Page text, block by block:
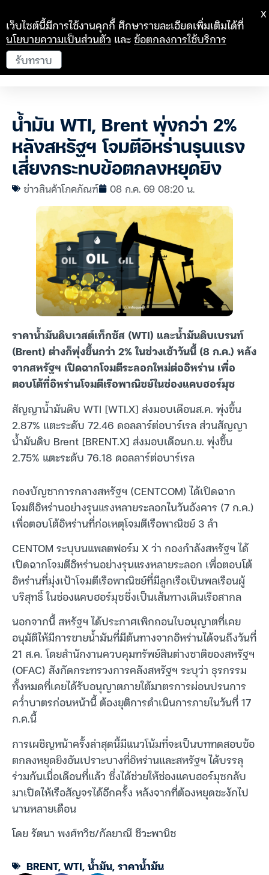
น้ำมัน WTI, Brent พุ่งกว่า 2%
หลังสหรัฐฯ โจมตีอิหร่านรุนแรง
เสี่ยงกระทบข้อตกลงหยุดยิง
ข่าวสินค้าโภคภัณฑ์ 08 ก.ค. 69 08:20 น.
ราคาน้ำมันดิบเวสต์เท็กซัส (WTI) และน้ำมันดิบเบรนท์
(Brent) ต่างก็พุ่งขึ้นกว่า 2% ในช่วงเช้าวันนี้ (8 ก.ค.) หลัง
จากสหรัฐฯ เปิดฉากโจมตีระลอกใหม่ต่ออิหร่าน เพื่อ
ตอบโต้ที่อิหร่านโจมตีเรือพาณิชย์ในช่องแคบฮอร์มุซ
สัญญาน้ำมันดิบ WTI [WTI.X] ส่งมอบเดือนส.ค. พุ่งขึ้น
2.87% แตะระดับ 72.46 ดอลลาร์ต่อบาร์เรล ส่วนสัญญา
น้ำมันดิบ Brent [BRENT.X] ส่งมอบเดือนก.ย. พุ่งขึ้น
2.75% แตะระดับ 76.18 ดอลลาร์ต่อบาร์เรล
กองบัญชาการกลางสหรัฐฯ (CENTCOM) ได้เปิดฉาก
โจมตีอิหร่านอย่างรุนแรงหลายระลอกในวันอังคาร (7 ก.ค.)
เพื่อตอบโต้อิหร่านที่ก่อเหตุโจมตีเรือพาณิชย์ 3 ลำ
CENTOM ระบุบนแพลตฟอร์ม X ว่า กองกำลังสหรัฐฯ ได้
เปิดฉากโจมตีอิหร่านอย่างรุนแรงหลายระลอก เพื่อตอบโต้
อิหร่านที่มุ่งเป้าโจมตีเรือพาณิชย์ที่มีลูกเรือเป็นพลเรือนผู้
บริสุทธิ์ ในช่องแคบฮอร์มุซซึ่งเป็นเส้นทางเดินเรือสากล
นอกจากนี้ สหรัฐฯ ได้ประกาศเพิกถอนใบอนุญาตที่เคย
อนุมัติให้มีการขายน้ำมันที่มีต้นทางจากอิหร่านได้จนถึงวันที่
21 ส.ค. โดยสำนักงานควบคุมทรัพย์สินต่างชาติของสหรัฐฯ
(OFAC) สังกัดกระทรวงการคลังสหรัฐฯ ระบุว่า ธุรกรรม
ทั้งหมดที่เคยได้รับอนุญาตภายใต้มาตรการผ่อนปรนการ
คว่ำบาตรก่อนหน้านี้ ต้องยุติการดำเนินการภายในวันที่ 17
ก.ค.นี้
การเผชิญหน้าครั้งล่าสุดนี้มีแนวโน้มที่จะเป็นบททดสอบข้อ
ตกลงหยุดยิงอันเปราะบางที่อิหร่านและสหรัฐฯ ได้บรรลุ
ร่วมกันเมื่อเดือนที่แล้ว ซึ่งได้ช่วยให้ช่องแคบฮอร์มุซกลับ
มาเปิดให้เรือสัญจรได้อีกครั้ง หลังจากที่ต้องหยุดชะงักไป
นานหลายเดือน
โดย รัตนา พงศ์ทวิช/กัลยาณี ชีวะพานิช
BRENT,WTI,น้ำมัน,ราคาน้ำมัน
เว็บไซต์นี้มีการใช้งานคุกกี้ ศึกษารายละเอียดเพิ่มเติมได้ที่
นโยบายความเป็นส่วนตัว และข้อตกลงการใช้บริการ
รับทราบ
X